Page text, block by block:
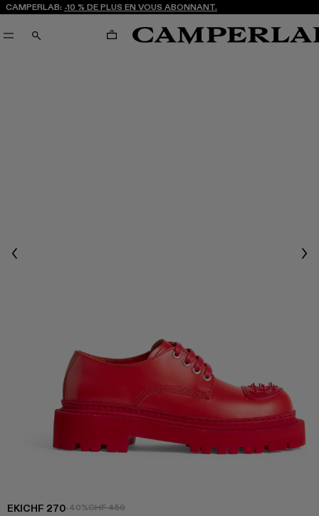
CAMPERLAB: -10 % DE PLUS EN VOUS ABONNANT.
RECHERCHE PANIER
Previous
EKICHF 270-40%CHF 450